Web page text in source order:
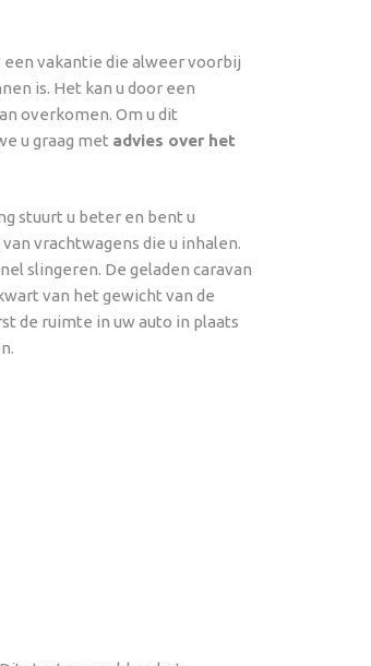
vakantie die alweer voorbij
is. Het kan u door een
overkomen. Om u dit
u graag met advies over het
stuurt u beter en bent u
vrachtwagens die u inhalen.
slingeren. De geladen caravan
van het gewicht van de
de ruimte in uw auto in plaats